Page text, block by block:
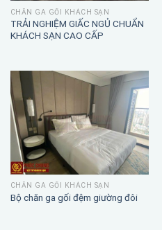
CHĂN GA GỐI KHÁCH SẠN
TRẢI NGHIỆM GIẤC NGỦ CHUẨN
KHÁCH SẠN CAO CẤP
CHĂN GA GỐI KHÁCH SẠN
Bộ chăn ga gối đệm giường đôi